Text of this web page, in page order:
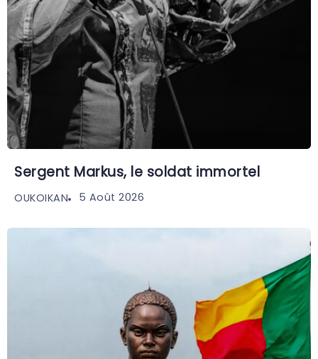
Sergent Markus, le soldat immortel
OUKOIKAN 5 Août 2026